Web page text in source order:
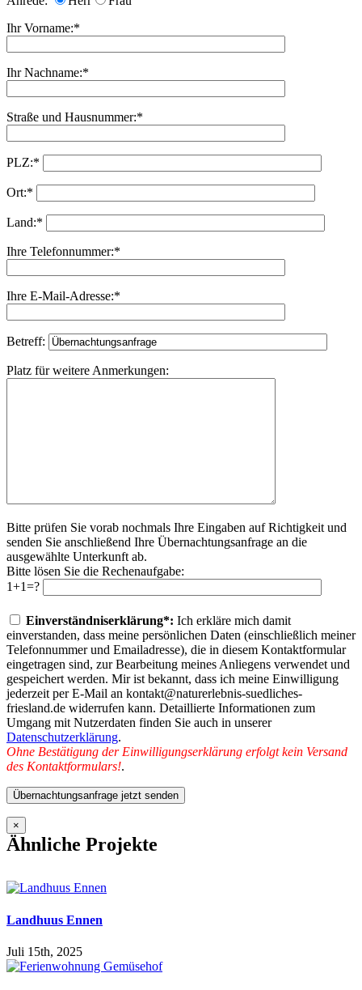
Ihr Vorname:*
Ihr Nachname:*
Straße und Hausnummer:*
PLZ:*
Ort:*
Land:*
Ihre Telefonnummer:*
Ihre E-Mail-Adresse:*
Betreff:
Platz für weitere Anmerkungen:
Bitte prüfen Sie vorab nochmals Ihre Eingaben auf Richtigkeit und
senden Sie anschließend Ihre Übernachtungsanfrage an die
ausgewählte Unterkunft ab.
Bitte lösen Sie die Rechenaufgabe:
1+1=?
lasse
dieses
Feld
leer.
Einverständniserklärung*: Ich erkläre mich damit
einverstanden, dass meine persönlichen Daten (einschließlich meiner
Telefonnummer und Emailadresse), die in diesem Kontaktformular
eingetragen sind, zur Bearbeitung meines Anliegens verwendet und
gespeichert werden. Mir ist bekannt, dass ich meine Einwilligung
jederzeit per E-Mail an kontakt@naturerlebnis-suedliches-
friesland.de widerrufen kann. Detaillierte Informationen zum
Umgang mit Nutzerdaten finden Sie auch in unserer
Datenschutzerklärung.
Ohne Bestätigung der Einwilligungserklärung erfolgt kein Versand
des Kontaktformulars!.
×
Ähnliche Projekte
Landhuus Ennen
Juli 15th, 2025